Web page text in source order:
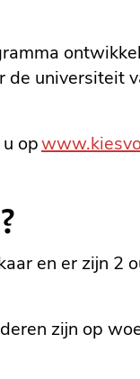
universiteit
op
en er zijn 2
zijn op